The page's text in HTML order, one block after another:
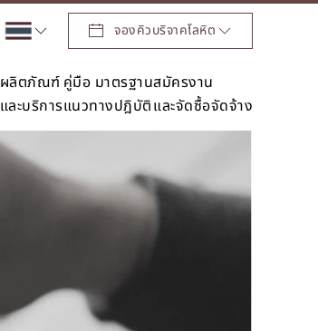
จองคิวบริจาคโลหิต
ผลิตภัณฑ์
และบริการ
คู่มือ มาตรฐาน
แนวทางปฎิบัติ
สมัครงาน
และจัดซื้อจัดจ้าง